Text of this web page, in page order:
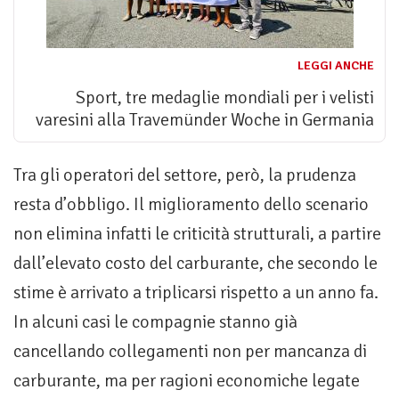
LEGGI ANCHE
Sport, tre medaglie mondiali per i velisti
varesini alla Travemünder Woche in Germania
Tra gli operatori del settore, però, la prudenza
resta d’obbligo. Il miglioramento dello scenario
non elimina infatti le criticità strutturali, a partire
dall’elevato costo del carburante, che secondo le
stime è arrivato a triplicarsi rispetto a un anno fa.
In alcuni casi le compagnie stanno già
cancellando collegamenti non per mancanza di
carburante, ma per ragioni economiche legate